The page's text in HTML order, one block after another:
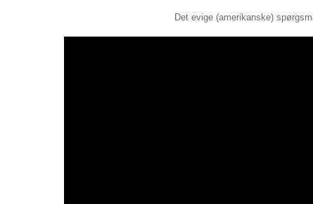
Det evige (amerikanske)